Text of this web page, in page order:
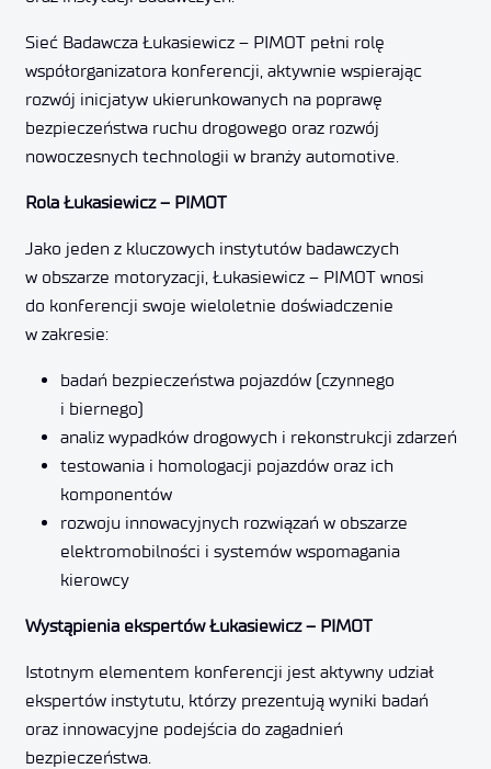
Sieć Badawcza Łukasiewicz – PIMOT pełni rolę
współorganizatora konferencji, aktywnie wspierając
rozwój inicjatyw ukierunkowanych na poprawę
bezpieczeństwa ruchu drogowego oraz rozwój
nowoczesnych technologii w branży automotive.
Rola Łukasiewicz – PIMOT
Jako jeden z kluczowych instytutów badawczych
w obszarze motoryzacji, Łukasiewicz – PIMOT wnosi
do konferencji swoje wieloletnie doświadczenie
w zakresie:
badań bezpieczeństwa pojazdów (czynnego
i biernego)
analiz wypadków drogowych i rekonstrukcji zdarzeń
testowania i homologacji pojazdów oraz ich
komponentów
rozwoju innowacyjnych rozwiązań w obszarze
elektromobilności i systemów wspomagania
kierowcy
Wystąpienia ekspertów Łukasiewicz – PIMOT
Istotnym elementem konferencji jest aktywny udział
ekspertów instytutu, którzy prezentują wyniki badań
oraz innowacyjne podejścia do zagadnień
bezpieczeństwa.